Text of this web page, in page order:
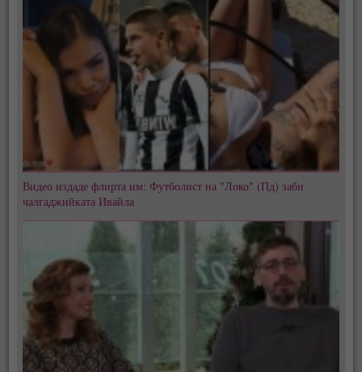
Видео издаде флирта им: Футболист на "Локо" (Пд) заби
чалгаджийката Ивайла